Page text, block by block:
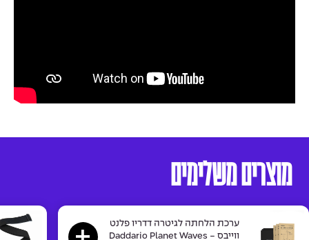
מוצרים משלימים
ערכת הלחתה לגיטרה דדריו פלנט
ווייבס - Daddario Planet Waves